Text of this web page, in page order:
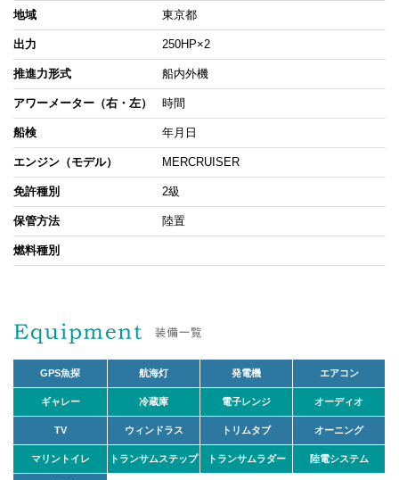
地域 東京都
出力 250HP×2
推進力形式 船内外機
アワーメーター（右・左） 時間
船検 年月日
エンジン（モデル） MERCRUISER
免許種別 2級
保管方法 陸置
燃料種別
GPS魚探 航海灯 発電機 エアコン
ギャレー 冷蔵庫 電子レンジ オーディオ
TV ウィンドラス トリムタブ オーニング
マリントイレ トランサムステップ トランサムラダー 陸電システム